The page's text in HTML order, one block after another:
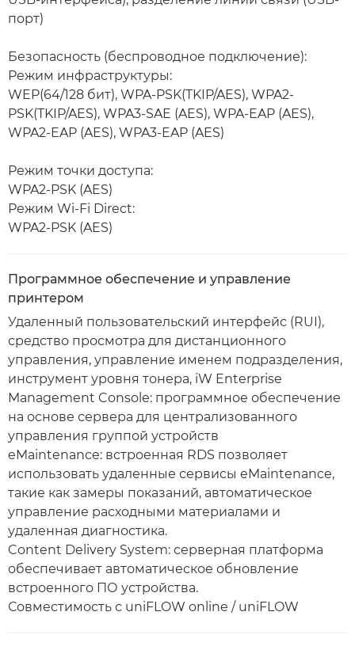
порт)
Безопасность (беспроводное подключение):
Режим инфраструктуры:
WEP(64/128 бит), WPA-PSK(TKIP/AES), WPA2-
PSK(TKIP/AES), WPA3-SAE (AES), WPA-EAP (AES),
WPA2-EAP (AES), WPA3-EAP (AES)
Режим точки доступа:
WPA2-PSK (AES)
Режим Wi-Fi Direct:
WPA2-PSK (AES)
Программное обеспечение и управление
принтером
Удаленный пользовательский интерфейс (RUI),
средство просмотра для дистанционного
управления, управление именем подразделения,
инструмент уровня тонера, iW Enterprise
Management Console: программное обеспечение
на основе сервера для централизованного
управления группой устройств
eMaintenance: встроенная RDS позволяет
использовать удаленные сервисы eMaintenance,
такие как замеры показаний, автоматическое
управление расходными материалами и
удаленная диагностика.
Content Delivery System: серверная платформа
обеспечивает автоматическое обновление
встроенного ПО устройства.
Совместимость с uniFLOW online / uniFLOW